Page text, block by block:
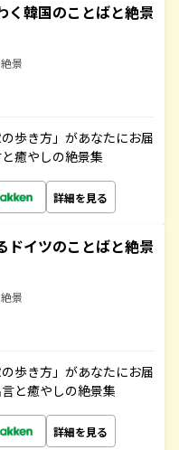
く韓国のことばと絶景
景
歩き方」があなたにお届
癒やしの絶景集
詳細を見る
ドイツのことばと絶景
景
歩き方」があなたにお届
と癒やしの絶景集
詳細を見る